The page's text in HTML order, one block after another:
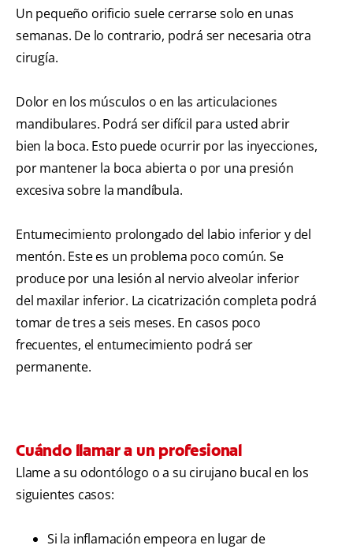
Un pequeño orificio suele cerrarse solo en unas
semanas. De lo contrario, podrá ser necesaria otra
cirugía.
Dolor en los músculos o en las articulaciones
mandibulares. Podrá ser difícil para usted abrir
bien la boca. Esto puede ocurrir por las inyecciones,
por mantener la boca abierta o por una presión
excesiva sobre la mandíbula.
Entumecimiento prolongado del labio inferior y del
mentón. Este es un problema poco común. Se
produce por una lesión al nervio alveolar inferior
del maxilar inferior. La cicatrización completa podrá
tomar de tres a seis meses. En casos poco
frecuentes, el entumecimiento podrá ser
permanente.
Cuándo llamar a un profesional
Llame a su odontólogo o a su cirujano bucal en los
siguientes casos:
Si la inflamación empeora en lugar de